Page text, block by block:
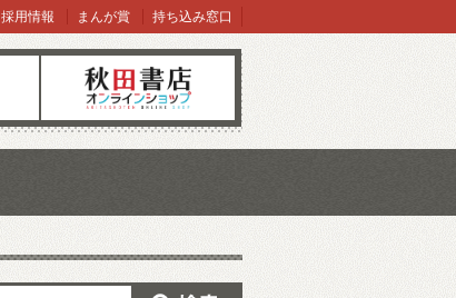
オンラインショップ
採用情報 まんが賞 持ち込み窓口